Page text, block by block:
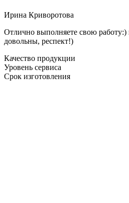
Ирина Криворотова
Отлично выполняете свою работу:)
довольны, респект!)
Качество продукции
Уровень сервиса
Срок изготовления